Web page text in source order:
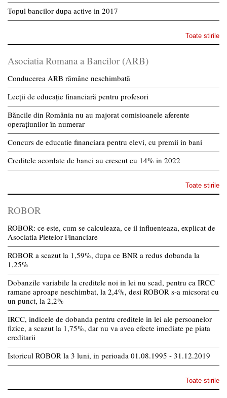
Topul bancilor dupa active in 2017
Toate stirile
Asociatia Romana a Bancilor (ARB)
Conducerea ARB rămâne neschimbată
Lecții de educație financiară pentru profesori
Băncile din România nu au majorat comisioanele aferente
operațiunilor în numerar
Concurs de educatie financiara pentru elevi, cu premii in bani
Creditele acordate de banci au crescut cu 14% in 2022
Toate stirile
ROBOR
ROBOR: ce este, cum se calculeaza, ce il influenteaza, explicat de
Asociatia Pietelor Financiare
ROBOR a scazut la 1,59%, dupa ce BNR a redus dobanda la
1,25%
Dobanzile variabile la creditele noi in lei nu scad, pentru ca IRCC
ramane aproape neschimbat, la 2,4%, desi ROBOR s-a micsorat cu
un punct, la 2,2%
IRCC, indicele de dobanda pentru creditele in lei ale persoanelor
fizice, a scazut la 1,75%, dar nu va avea efecte imediate pe piata
creditarii
Istoricul ROBOR la 3 luni, in perioada 01.08.1995 - 31.12.2019
Toate stirile